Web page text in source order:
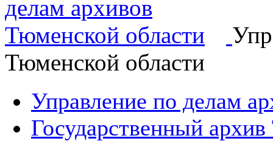
Тюменской области
Управление по делам
Государственный